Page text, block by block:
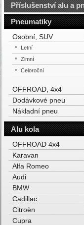
Příslušenství alu a
Pneumatiky
Osobní, SUV
Letní
Zimní
Celoroční
OFFROAD, 4x4
Dodávkové pneu
Nákladní pneu
Alu kola
OFFROAD 4x4
Karavan
Alfa Romeo
Audi
BMW
Cadillac
Citroën
Cupra